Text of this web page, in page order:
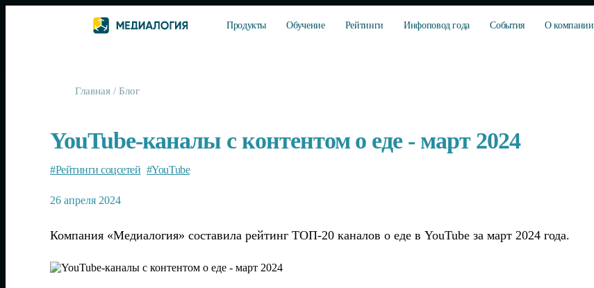
Продукты Обучение Рейтинги Инфоповод года События О компании
Главная / Блог
YouTube-каналы с контентом о еде - март 2024
#Рейтинги соцсетей #YouTube
26 апреля 2024
Компания «Медиалогия» составила рейтинг ТОП-20 каналов о еде в YouTube за март 2024 года.